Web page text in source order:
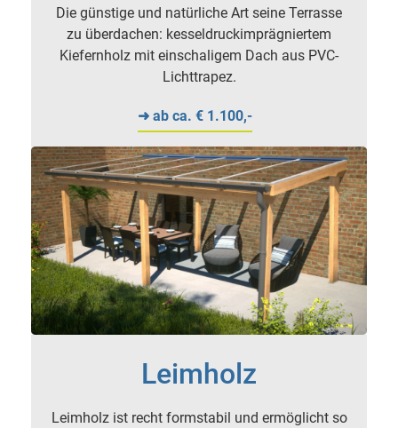
Die günstige und natürliche Art seine Terrasse
zu überdachen: kesseldruckimprägniertem
Kiefernholz mit einschaligem Dach aus PVC-
Lichttrapez.
➜ ab ca. € 1.100,-
Leimholz
Leimholz ist recht formstabil und ermöglicht so